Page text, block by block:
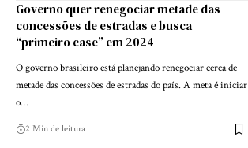
Governo quer renegociar metade das
concessões de estradas e busca
“primeiro case” em 2024
O governo brasileiro está planejando renegociar cerca de
metade das concessões de estradas do país. A meta é iniciar
o…
2 Min de leitura